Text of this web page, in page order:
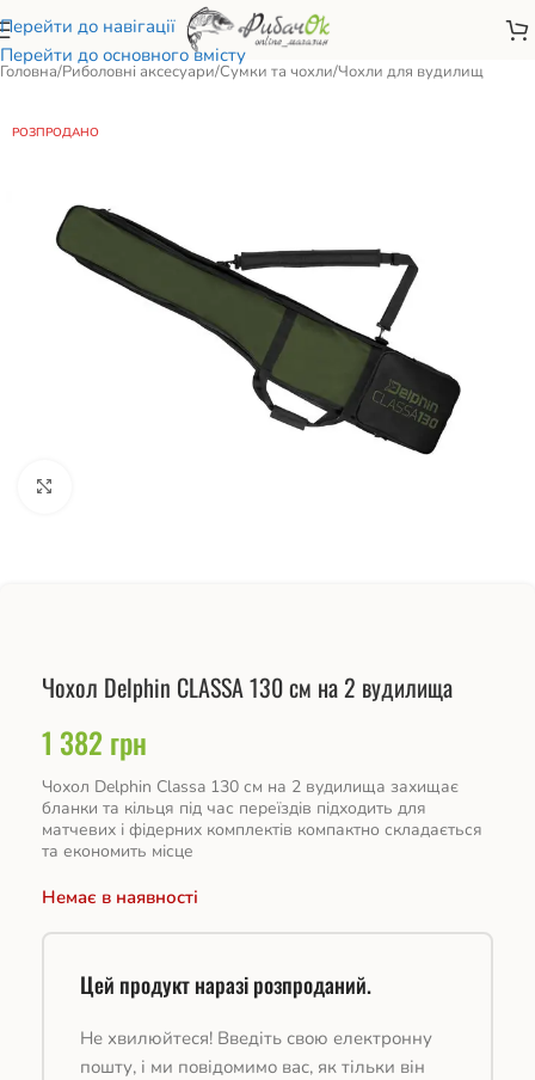
Перейти до навігації
Перейти до основного вмісту
Головна/Риболовні аксесуари/Сумки та чохли/Чохли для вудилищ
РОЗПРОДАНО
Чохол Delphin CLASSA 130 см на 2 вудилища
1 382грн
Чохол Delphin Classa 130 см на 2 вудилища захищає
бланки та кільця під час переїздів підходить для
матчевих і фідерних комплектів компактно складається
та економить місце
Немає в наявності
Цей продукт наразі розпроданий.
Не хвилюйтеся! Введіть свою електронну
пошту, і ми повідомимо вас, як тільки він